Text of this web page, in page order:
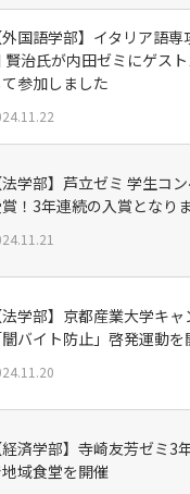
外国語学部】イタリア語
賢治氏が内田ゼミにゲス
て参加しました
法学部】芦立ゼミ 学生コ
！3年連続の入賞となり
法学部】京都産業大学キ
闇バイト防止」啓発運動を
経済学部】寺崎友芳ゼミ3
域食堂を開催